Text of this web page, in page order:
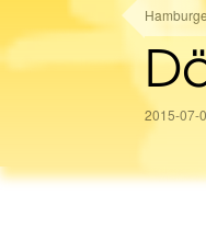
2015-07-